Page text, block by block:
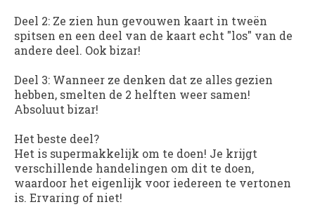
Deel 2: Ze zien hun gevouwen kaart in tweën
spitsen en een deel van de kaart echt "los" van de
andere deel. Ook bizar!
Deel 3: Wanneer ze denken dat ze alles gezien
hebben, smelten de 2 helften weer samen!
Absoluut bizar!
Het beste deel?
Het is supermakkelijk om te doen! Je krijgt
verschillende handelingen om dit te doen,
waardoor het eigenlijk voor iedereen te vertonen
is. Ervaring of niet!